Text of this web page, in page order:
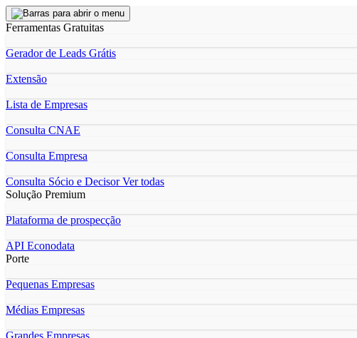
Ferramentas Gratuitas
Gerador de Leads Grátis
Extensão
Lista de Empresas
Consulta CNAE
Consulta Empresa
Consulta Sócio e DecisorVer todas
Solução Premium
Plataforma de prospecção
API Econodata
Porte
Pequenas Empresas
Médias Empresas
Grandes Empresas